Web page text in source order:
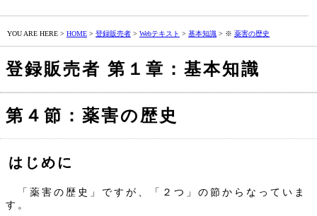
YOU ARE HERE > HOME > 登録販売者 > Webテキスト > 基本知識 > ※ 薬害の歴史
登録販売者 第１章：基本知識
第４節：薬害の歴史
はじめに
「薬害の歴史」ですが、「２つ」の節からなっていま
す。